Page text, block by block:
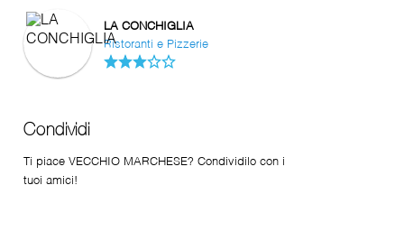
LA CONCHIGLIA
Ristoranti e Pizzerie
Condividi
Ti piace VECCHIO MARCHESE? Condividilo con i
tuoi amici!